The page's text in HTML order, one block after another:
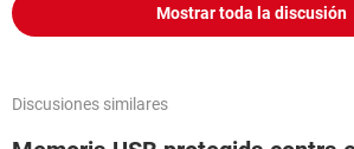
Mostrar toda la discusión
Discusiones similares